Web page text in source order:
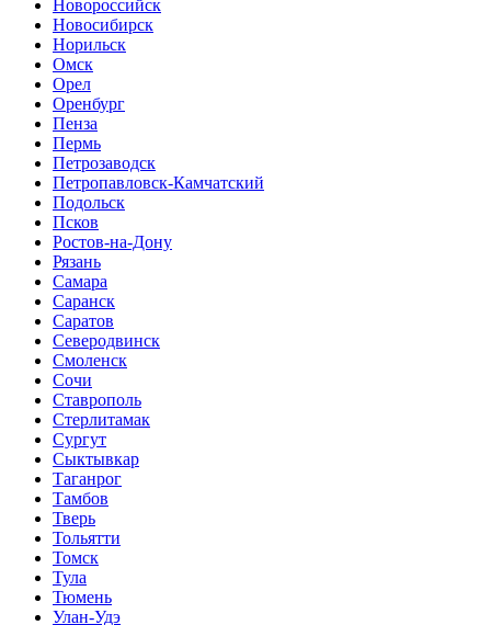
Новороссийск
Новосибирск
Норильск
Омск
Орел
Оренбург
Пенза
Пермь
Петрозаводск
Петропавловск-Камчатский
Подольск
Псков
Ростов-на-Дону
Рязань
Самара
Саранск
Саратов
Северодвинск
Смоленск
Сочи
Ставрополь
Стерлитамак
Сургут
Сыктывкар
Таганрог
Тамбов
Тверь
Тольятти
Томск
Тула
Тюмень
Улан-Удэ